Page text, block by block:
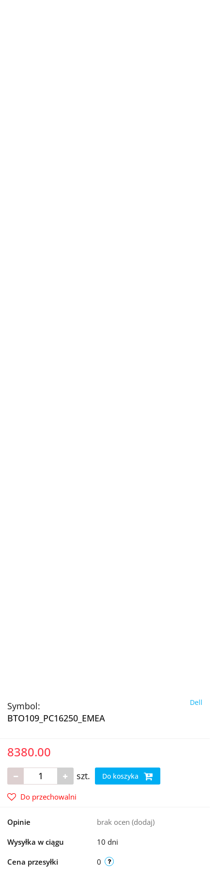
Symbol:
BTO109_PC16250_EMEA
Dell
8380.00
szt. Do koszyka
Do przechowalni
Opinie brak ocen (dodaj)
Wysyłka w ciągu 10 dni
Cena przesyłki 0